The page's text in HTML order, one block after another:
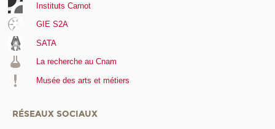
Instituts Carnot
GIE S2A
SATA
La recherche au Cnam
Musée des arts et métiers
RÉSEAUX SOCIAUX